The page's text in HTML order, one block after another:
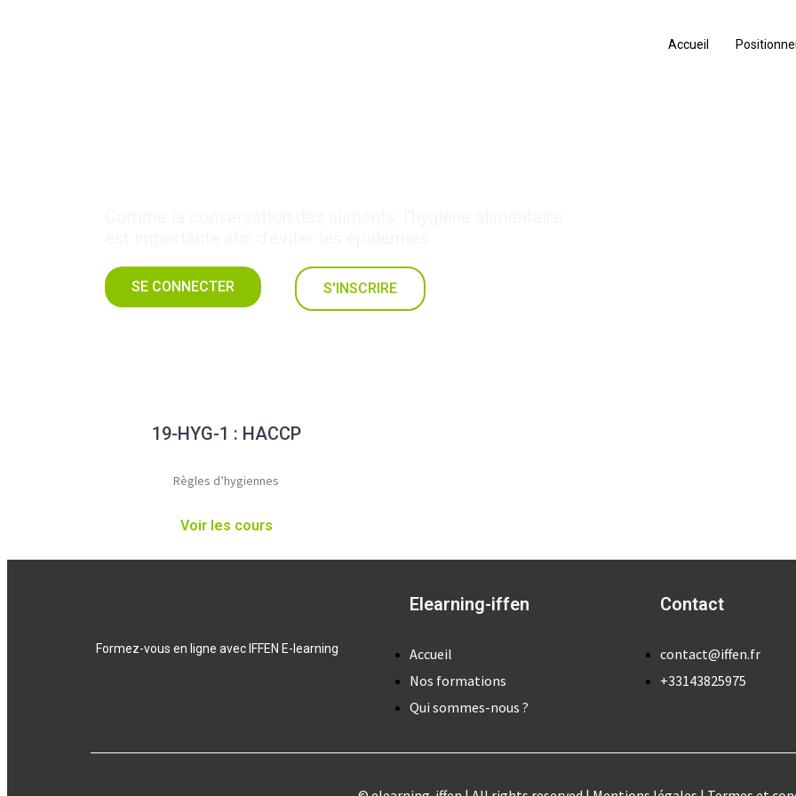
Accueil
SE CONNECTER S'INSCRIRE
19-HYG-1 : HACCP
Règles d’hygiennes
Voir les cours
Formez-vous en ligne avec IFFEN E-learning
Elearning-iffen
Accueil
Nos formations
Qui sommes-nous ?
Contact
contact@iffen.fr
+33143825975